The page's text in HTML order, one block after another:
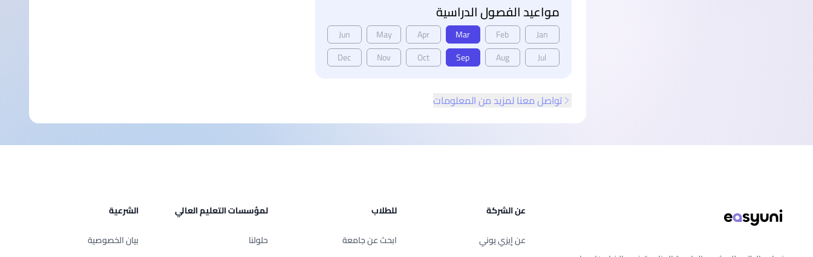
مواعيد الفصول الدراسية
Jan
Feb
Mar
Apr
May
Jun
Jul
Aug
Sep
Oct
Nov
Dec
تواصل معنا لمزيد من المعلومات
عن الشركة
عن إيزي يوني
للطلاب
ابحث عن جامعة
لمؤسسات التعليم العالي
حلولنا
الشرعية
بيان الخصوصية